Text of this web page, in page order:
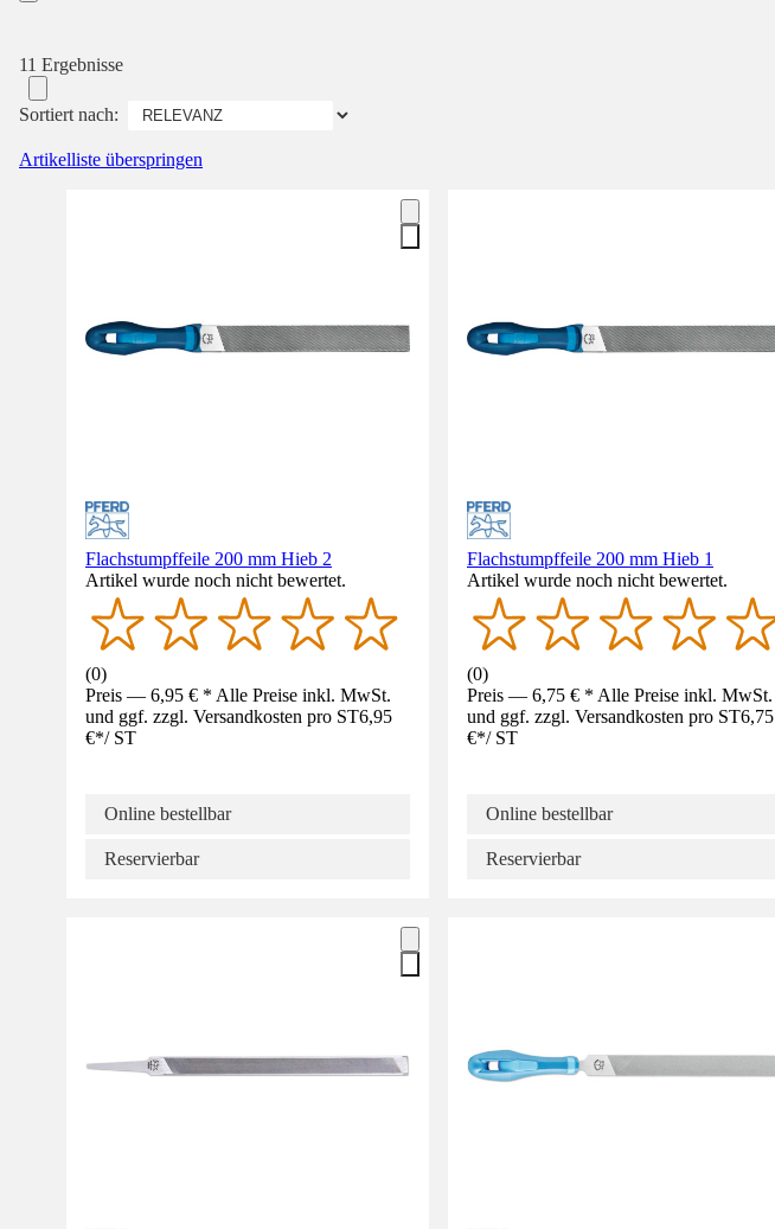
11 Ergebnisse
Sortiert nach:
Artikelliste überspringen
Flachstumpffeile 200 mm Hieb 2
Artikel wurde noch nicht bewertet.
(0)
Preis — 6,95 € * Alle Preise inkl. MwSt.
und ggf. zzgl. Versandkosten pro ST6,95
€*/ ST
Online bestellbar
Reservierbar
Flachstumpffeile 200 mm Hieb 1
Artikel wurde noch nicht bewertet.
(0)
Preis — 6,75 € * Alle Preise inkl. MwSt.
und ggf. zzgl. Versandkosten pro ST6,75
€*/ ST
Online bestellbar
Reservierbar